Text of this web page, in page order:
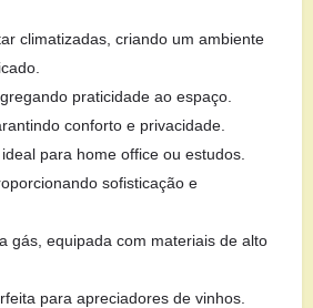
climatizadas, criando um ambiente
praticidade ao espaço.
conforto e privacidade.
para home office ou estudos.
sofisticação e
gás, equipada com materiais de alto
para apreciadores de vinhos.